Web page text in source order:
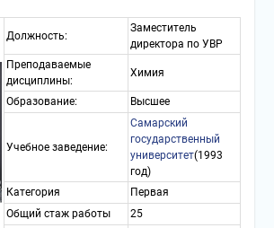
Должность:
Заместитель
директора по УВР
Преподаваемые
дисциплины:
Химия
Образование: Высшее
Учебное заведение:
Самарский
государственный
университет(1993
год)
Категория
Первая
Общий стаж работы
25